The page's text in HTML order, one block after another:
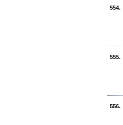
554.
555.
556.